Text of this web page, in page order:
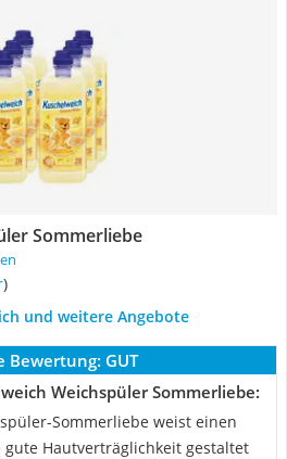
Sommerliebe
)
und weitere Angebote
Bewertung: GUT
Weichspüler Sommerliebe:
Sommerliebe weist einen
gute Hautverträglichkeit gestaltet